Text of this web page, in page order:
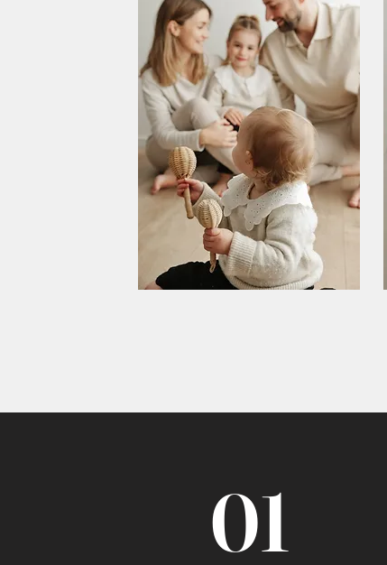
01